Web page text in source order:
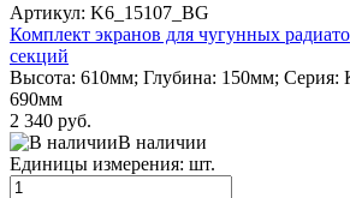
Артикул: K6_15107_BG
Комплект экранов для чугунных
секций
Высота: 610мм; Глубина: 150мм; Серия:
690мм
2 340 руб.
В наличии
Единицы измерения: шт.